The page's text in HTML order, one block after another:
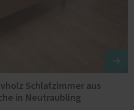
Schlafzimmer aus
in Neutraubling